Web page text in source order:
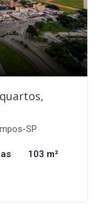
SP
103 m²